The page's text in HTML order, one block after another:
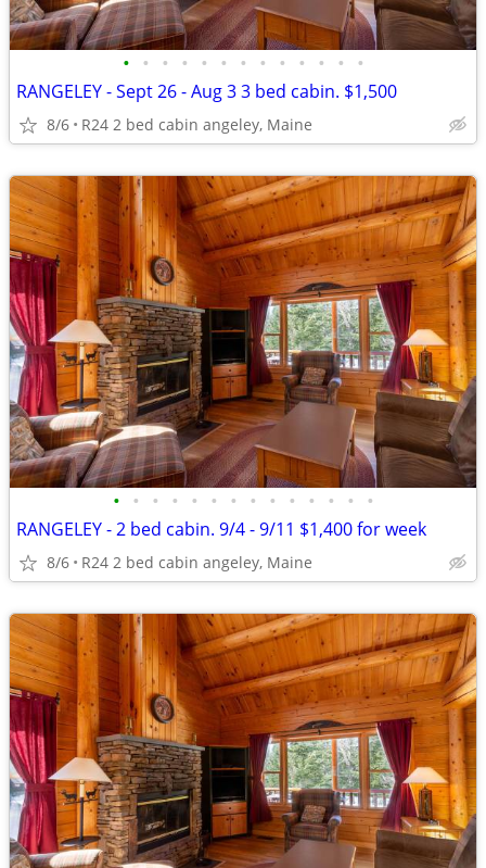
• • • • • • • • • • • • •
RANGELEY - Sept 26 - Aug 3 3 bed cabin. $1,500
8/6 R24 2 bed cabin angeley, Maine
• • • • • • • • • • • • • •
RANGELEY - 2 bed cabin. 9/4 - 9/11 $1,400 for week
8/6 R24 2 bed cabin angeley, Maine